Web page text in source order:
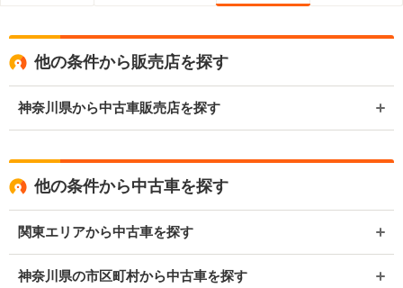
他の条件から販売店を探す
神奈川県から中古車販売店を探す
他の条件から中古車を探す
関東エリアから中古車を探す
神奈川県の市区町村から中古車を探す